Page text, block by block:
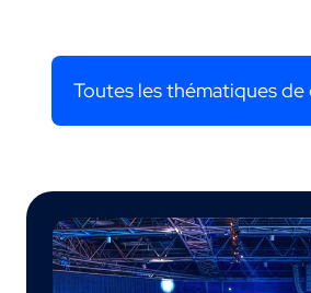
Toutes les thématiques